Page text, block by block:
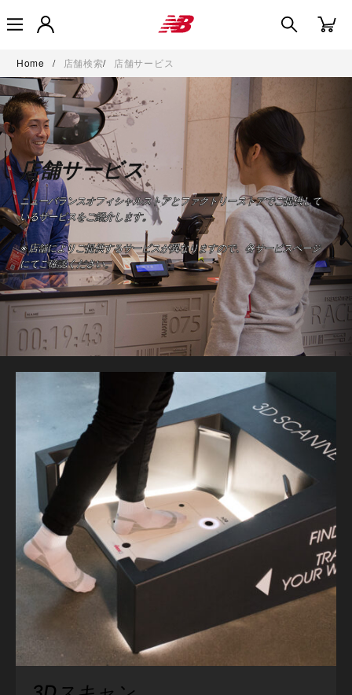
Home / 店舗検索/ 店舗サービス
店舗サービス
ニューバランスオフィシャルストアとファクトリーストアでご提供して
いるサービスをご紹介します。
※店舗によりご提供するサービスが異なりますので、各サービスページ
にてご確認ください。